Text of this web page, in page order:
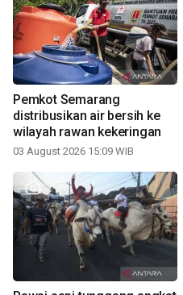
Pemkot Semarang
distribusikan air bersih ke
wilayah rawan kekeringan
03 August 2026 15:09 WIB